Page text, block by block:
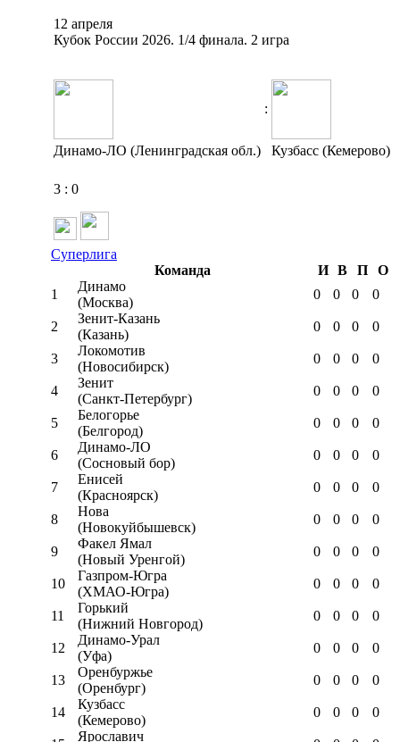
12 апреля
Кубок России 2026. 1/4 финала. 2 игра
:
Динамо-ЛО (Ленинградская обл.) Кузбасс (Кемерово)
3 : 0
Суперлига
Команда
И В П
О
1
Динамо
(Москва)
0 0 0 0
2
Зенит-Казань
(Казань)
0 0 0 0
3
Локомотив
(Новосибирск)
0 0 0 0
4
Зенит
(Санкт-Петербург)
0 0 0 0
5
Белогорье
(Белгород)
0 0 0 0
6
Динамо-ЛО
(Сосновый бор)
0 0 0 0
7
Енисей
(Красноярск)
0 0 0 0
8
Нова
(Новокуйбышевск)
0 0 0 0
9
Факел Ямал
(Новый Уренгой)
0 0 0 0
10
Газпром-Югра
(ХМАО-Югра)
0 0 0 0
11
Горький
(Нижний Новгород)
0 0 0 0
12
Динамо-Урал
(Уфа)
0 0 0 0
13
Оренбуржье
(Оренбург)
0 0 0 0
14
Кузбасс
(Кемерово)
0 0 0 0
Ярославич